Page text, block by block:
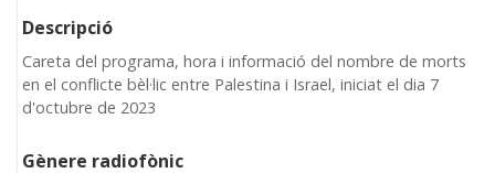
Descripció
Careta del programa, hora i informació del nombre de morts
en el conflicte bèl·lic entre Palestina i Israel, iniciat el dia 7
d'octubre de 2023
Gènere radiofònic